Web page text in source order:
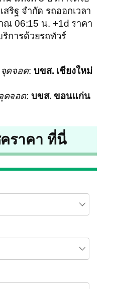
ริฐ จำกัด รถออกเวลา
ณ 06:15 น. +1d ราคา
การด้วยรถทัวร์
จุดจอด: บขส. เชียงใหม่
จุดจอด: บขส. ขอนแก่น
ราคา ที่นี่